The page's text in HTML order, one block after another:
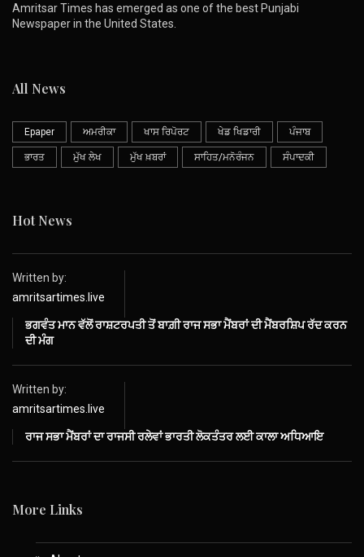
Amritsar Times has emerged as one of the best Punjabi
Newspaper in the United States.
All News
Epaper ਅਮਰੀਕਾ ਖਾਸ ਰਿਪੋਰਟ ਖੇਡ ਖਿਡਾਰੀ ਪੰਜਾਬ
ਭਾਰਤ ਮੁੱਖ ਲੇਖ ਮੁੱਖ ਖ਼ਬਰਾਂ ਸਾਹਿਤ/ਮਨੋਰੰਜਨ ਸੰਪਾਦਕੀ
Hot News
Written by:
amritsartimes.live
ਭਗਵੰਤ ਮਾਨ ਵੱਲੋਂ ਰਾਸ਼ਟਰਪਤੀ ਤੋਂ ਬਾਗ਼ੀ ਰਾਜ ਸਭਾ ਮੈਂਬਰਾਂ ਦੀ ਮੈਂਬਰਸ਼ਿਪ ਰੱਦ ਕਰਨ
ਦੀ ਮੰਗ
Written by:
amritsartimes.live
ਰਾਜ ਸਭਾ ਮੈਂਬਰਾਂ ਦਾ ਰਾਜਸੀ ਰਲੇਵਾਂ ਭਾਰਤੀ ਲੋਕਤੰਤਰ ਲਈ ਕਾਲਾ ਅਧਿਆਇ
More Links